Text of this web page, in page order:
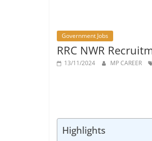
Government Jobs
RRC NWR
13/11/2024 MP CAREER
Highlights